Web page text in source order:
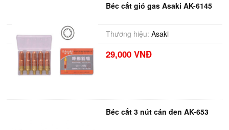
Béc cắt gió gas Asaki AK-6145
Thương hiệu: Asaki
29,000 VNĐ
Béc cắt 3 nút cán đen AK-653